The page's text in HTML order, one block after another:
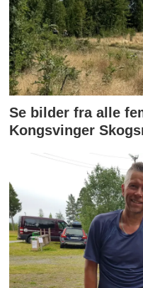
Se bilder fra alle
Kongsvinger